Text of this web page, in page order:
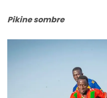
Pikine sombre